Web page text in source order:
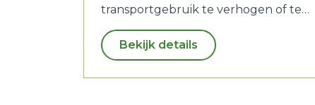
transportgebruik te verhogen of te
verlagen.
Bekijk details